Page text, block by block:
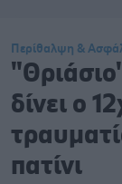
Περίθαλψη &
δίνει ο
πατίνι